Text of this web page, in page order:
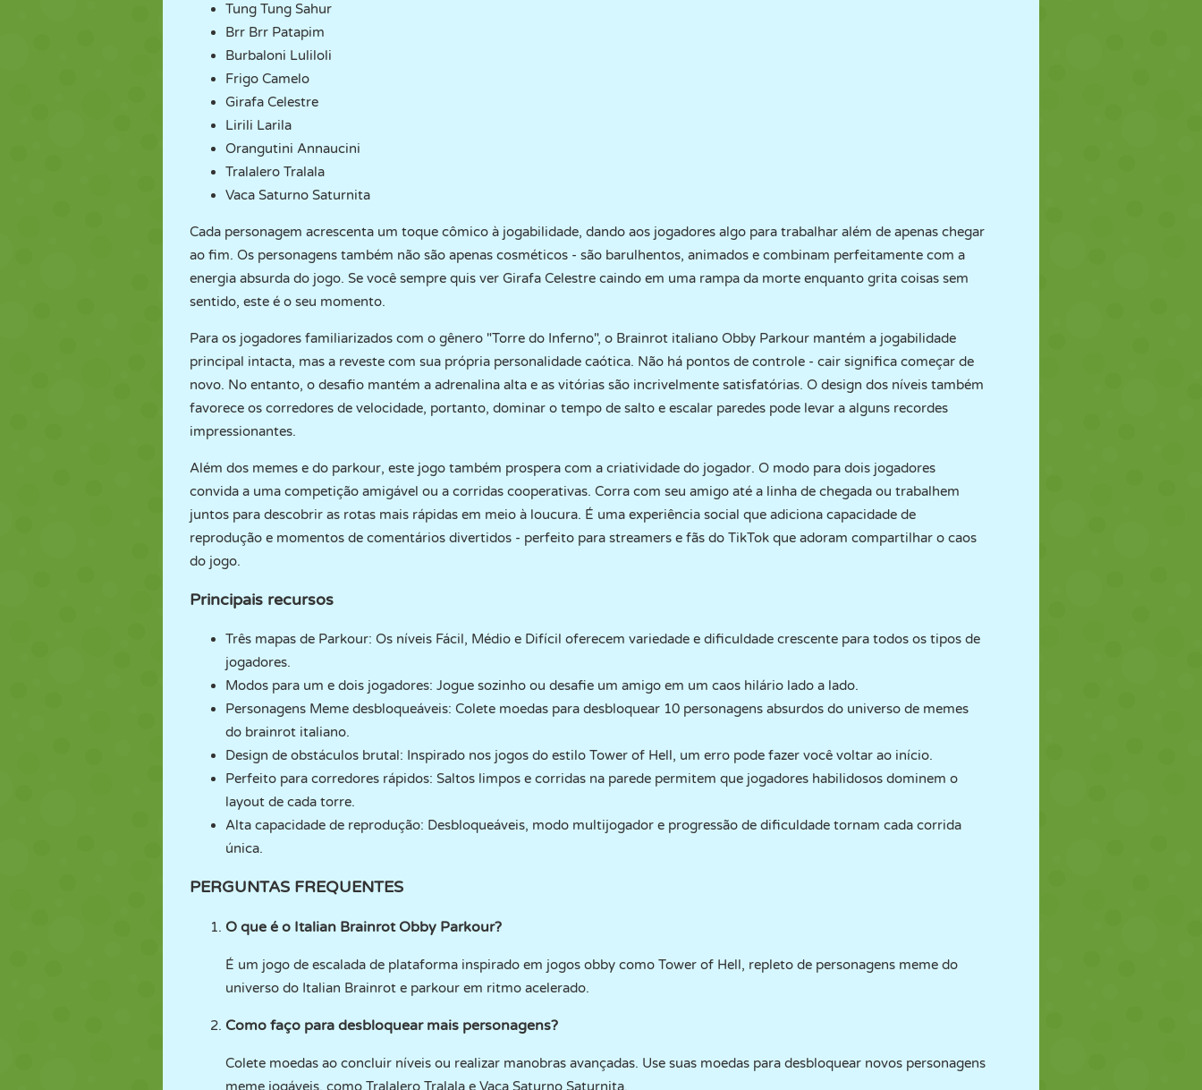
Tung Tung Sahur
Brr Brr Patapim
Burbaloni Luliloli
Frigo Camelo
Girafa Celestre
Lirili Larila
Orangutini Annaucini
Tralalero Tralala
Vaca Saturno Saturnita
Cada personagem acrescenta um toque cômico à jogabilidade, dando aos jogadores algo para trabalhar além de apenas chegar
ao fim. Os personagens também não são apenas cosméticos - são barulhentos, animados e combinam perfeitamente com a
energia absurda do jogo. Se você sempre quis ver Girafa Celestre caindo em uma rampa da morte enquanto grita coisas sem
sentido, este é o seu momento.
Para os jogadores familiarizados com o gênero "Torre do Inferno", o Brainrot italiano Obby Parkour mantém a jogabilidade
principal intacta, mas a reveste com sua própria personalidade caótica. Não há pontos de controle - cair significa começar de
novo. No entanto, o desafio mantém a adrenalina alta e as vitórias são incrivelmente satisfatórias. O design dos níveis também
favorece os corredores de velocidade, portanto, dominar o tempo de salto e escalar paredes pode levar a alguns recordes
impressionantes.
Além dos memes e do parkour, este jogo também prospera com a criatividade do jogador. O modo para dois jogadores
convida a uma competição amigável ou a corridas cooperativas. Corra com seu amigo até a linha de chegada ou trabalhem
juntos para descobrir as rotas mais rápidas em meio à loucura. É uma experiência social que adiciona capacidade de
reprodução e momentos de comentários divertidos - perfeito para streamers e fãs do TikTok que adoram compartilhar o caos
do jogo.
Principais recursos
Três mapas de Parkour: Os níveis Fácil, Médio e Difícil oferecem variedade e dificuldade crescente para todos os tipos de
jogadores.
Modos para um e dois jogadores: Jogue sozinho ou desafie um amigo em um caos hilário lado a lado.
Personagens Meme desbloqueáveis: Colete moedas para desbloquear 10 personagens absurdos do universo de memes
do brainrot italiano.
Design de obstáculos brutal: Inspirado nos jogos do estilo Tower of Hell, um erro pode fazer você voltar ao início.
Perfeito para corredores rápidos: Saltos limpos e corridas na parede permitem que jogadores habilidosos dominem o
layout de cada torre.
Alta capacidade de reprodução: Desbloqueáveis, modo multijogador e progressão de dificuldade tornam cada corrida
única.
PERGUNTAS FREQUENTES
O que é o Italian Brainrot Obby Parkour?
É um jogo de escalada de plataforma inspirado em jogos obby como Tower of Hell, repleto de personagens meme do
universo do Italian Brainrot e parkour em ritmo acelerado.
Como faço para desbloquear mais personagens?
Colete moedas ao concluir níveis ou realizar manobras avançadas. Use suas moedas para desbloquear novos personagens
meme jogáveis, como Tralalero Tralala e Vaca Saturno Saturnita.